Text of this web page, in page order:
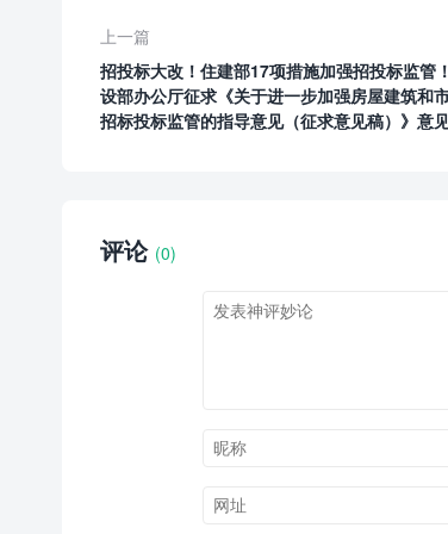
上一篇
招投标大改！住建部17项措施加强招投标监管
设部办公厅征求《关于进一步加强房屋建筑和
招标投标监管的指导意见（征求意见稿）》意
评论 (0)